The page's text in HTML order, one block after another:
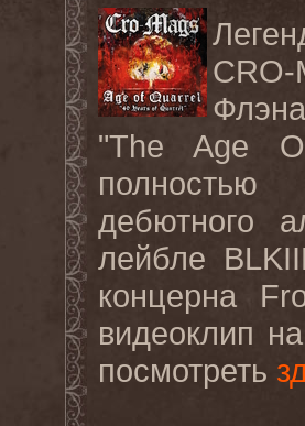
"The Age
полностью
дебютного
лейбле
концерна
видеоклип
посмотреть